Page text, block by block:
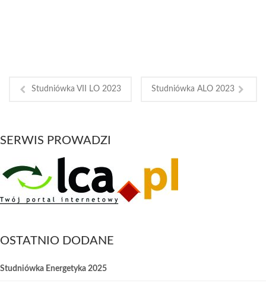
Studniówka VII LO 2023 Studniówka ALO 2023
SERWIS PROWADZI
OSTATNIO DODANE
Studniówka Energetyka 2025